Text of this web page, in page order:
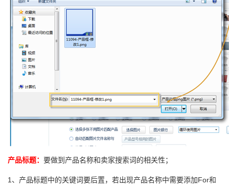
产品标题： 要做到产品名称和卖家搜索词的相关性；
1 、产品标题中的关键词要后置，若出现产品名称中需要添加For和